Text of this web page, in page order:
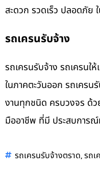
สะดวก รวดเร็ว ปลอดภัย
รถเครนรับจ้าง
รถเครนรับจ้าง รถเครนใ
ในภาคตะวันออก รถเคร
งานทุกชนิด ครบวงจร
มืออาชีพ ที่มี ประสบการ
รถเครนรับจ้างตราด,รถเ